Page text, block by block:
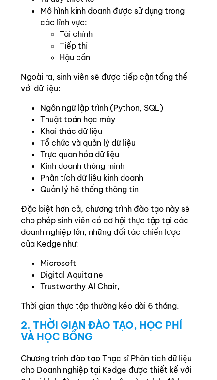
Mô hình kinh doanh được sử dụng trong
các lĩnh vực:
Tài chính
Tiếp thị
Hậu cần
Ngoài ra, sinh viên sẽ được tiếp cận tổng thể
với dữ liệu:
Ngôn ngữ lập trình (Python, SQL)
Thuật toán học máy
Khai thác dữ liệu
Tổ chức và quản lý dữ liệu
Trực quan hóa dữ liệu
Kinh doanh thông minh
Phân tích dữ liệu kinh doanh
Quản lý hệ thống thông tin
Đặc biệt hơn cả, chương trình đào tạo này sẽ
cho phép sinh viên có cơ hội thực tập tại các
doanh nghiệp lớn, những đối tác chiến lược
của Kedge như:
Microsoft
Digital Aquitaine
Trustworthy AI Chair,
Thời gian thực tập thường kéo dài 6 tháng.
2. THỜI GIAN ĐÀO TẠO, HỌC PHÍ
VÀ HỌC BỔNG
Chương trình đào tạo Thạc sĩ Phân tích dữ liệu
cho Doanh nghiệp tại Kedge được thiết kế với